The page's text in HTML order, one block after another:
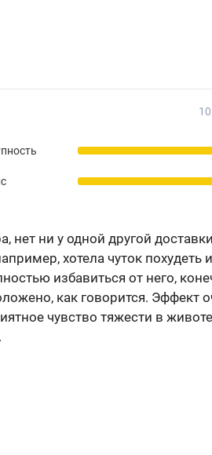
нет ни у одной другой
хотела чуток похудеть
избавиться от него,
как говорится. Эффект
чувство тяжести в